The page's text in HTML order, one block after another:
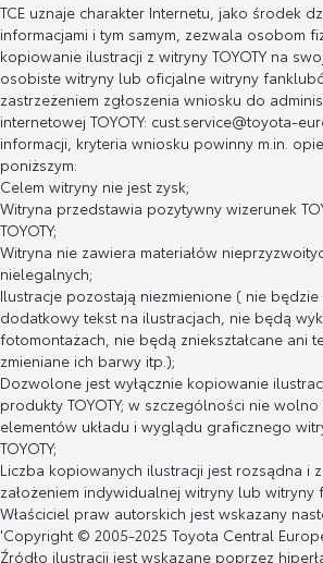
TCE uznaje charakter Internetu, jako środek
informacjami i tym samym, zezwala osobom
kopiowanie ilustracji z witryny TOYOTY na
osobiste witryny lub oficjalne witryny
zastrzeżeniem zgłoszenia wniosku do
internetowej TOYOTY: cust.service@toyota-
informacji, kryteria wniosku powinny m.in.
poniższym:
Celem witryny nie jest zysk;
Witryna przedstawia pozytywny wizerunek
TOYOTY;
Witryna nie zawiera materiałów
nielegalnych;
Ilustracje pozostają niezmienione ( nie będzie
dodatkowy tekst na ilustracjach, nie będą
fotomontażach, nie będą zniekształcane ani
zmieniane ich barwy itp.);
Dozwolone jest wyłącznie kopiowanie
produkty TOYOTY; w szczególności nie
elementów układu i wyglądu graficznego
TOYOTY;
Liczba kopiowanych ilustracji jest rozsądna i
założeniem indywidualnej witryny lub witryny
Właściciel praw autorskich jest wskazany
'Copyright © 2005-2025 Toyota Central
Źródło ilustracji jest wskazane poprzez